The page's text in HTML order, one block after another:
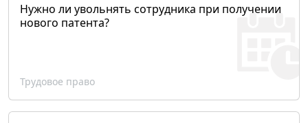
Нужно ли увольнять сотрудника при получении
нового патента?
Трудовое право